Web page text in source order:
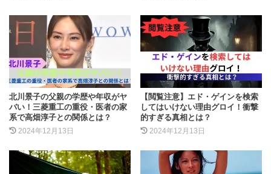
北川景子の父親の学歴や年収がヤ
バい！三菱重工の重役・医者の家
系で高畑淳子との関係とは？
2024年12月13日
【閲覧注意】エド・ゲインを検索
してはいけない理由グロイ！衝撃
的すぎる真相とは？
2024年12月13日